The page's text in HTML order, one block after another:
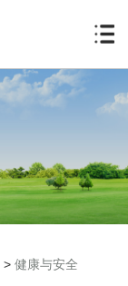
>健康与安全